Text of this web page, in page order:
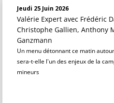
Jeudi 25 Juin 2026
Valérie Expert avec Frédéric
Christophe Gallien, Anthony
Ganzmann
Un menu détonnant ce matin
sera-t-elle l'un des enjeux de la
mineurs